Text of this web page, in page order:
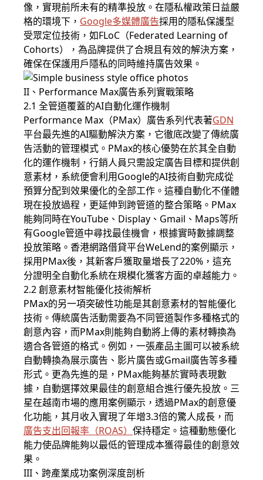
像，實現前所未有的精準投放。在隱私權政策日益嚴
格的環境下， Google多媒體廣告採用的隱私保護型
受眾定位技術，如FLoC（Federated Learning of
Cohorts），為品牌提供了合規且有效的解決方案，
確保在保護用戶隱私的同時維持廣告效果。
II、Performance Max廣告系列實戰策略
2.1 全管道覆蓋的AI自動化運作機制
Performance Max（PMax）廣告系列代表著GDN
平台最先進的AI驅動解決方案，它徹底改變了傳統廣
告活動的管理模式。PMax的核心優勢在於其全自動
化的運作機制，行銷人員只需設定廣告目標和提供創
意素材，系統便會利用Google的AI技術自動完成從
預算分配到效果優化的全部工作。這種自動化不僅體
現在投放過程，更延伸到跨管道的整合策略。PMax
能夠同時在YouTube、Display、Gmail、Maps等所
有Google管道中尋找最佳機會，根據實時數據調整
投放策略。香港網路借貸平台WeLend的案例顯示，
採用PMax後，其新客戶獲取量增長了220%，這充
分證明全自動化系統在規模化獲客方面的卓越能力。
2.2 創意素材智能優化技術解析
PMax的另一項突破性功能是其創意素材的智能優化
技術。傳統廣告活動需要為不同管道製作多種格式的
創意內容，而PMax則能夠自動將上傳的素材轉換為
適合各管道的格式。例如，一張產品主圖可以被系統
自動轉換為展示廣告、影片廣告或Gmail廣告等多種
形式。更為先進的是，PMax能夠基於實時表現數
據，自動選擇效果最佳的創意組合進行優先投放。三
星在越南市場的應用案例顯示，透過PMax的創意優
化功能，其月收入實現了年增3.3倍的驚人成長，而
廣告支出回報率（ROAS） 保持穩定。這種動態優化
能力使品牌能夠以最低的管理成本獲得最佳的創意效
果。
III、跨產業成功案例深度剖析